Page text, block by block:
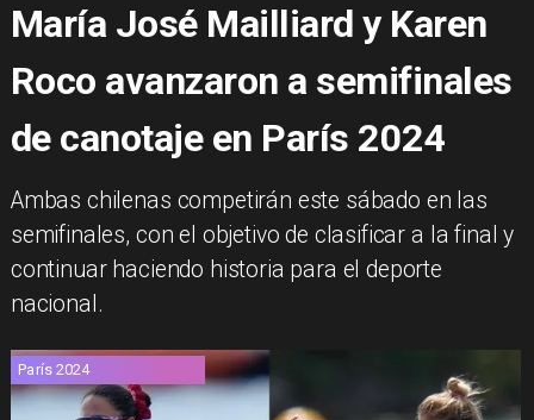
María José Mailliard y Karen
Roco avanzaron a semifinales
de canotaje en París 2024
​Ambas chilenas competirán este sábado en las
semifinales, con el objetivo de clasificar a la final y
continuar haciendo historia para el deporte
nacional.
París 2024